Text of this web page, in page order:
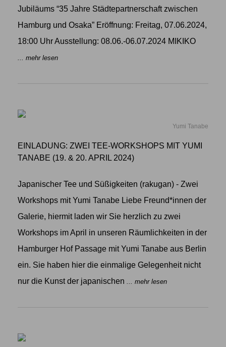
Jubiläums “35 Jahre Städtepartnerschaft zwischen
Hamburg und Osaka” Eröffnung: Freitag, 07.06.2024,
18:00 Uhr Ausstellung: 08.06.-06.07.2024 MIKIKO
... mehr lesen
Yumi Tanabe
EINLADUNG: ZWEI TEE-WORKSHOPS MIT YUMI
TANABE (19. & 20. APRIL 2024)
Japanischer Tee und Süßigkeiten (rakugan) - Zwei
Workshops mit Yumi Tanabe Liebe Freund*innen der
Galerie, hiermit laden wir Sie herzlich zu zwei
Workshops im April in unseren Räumlichkeiten in der
Hamburger Hof Passage mit Yumi Tanabe aus Berlin
ein. Sie haben hier die einmalige Gelegenheit nicht
nur die Kunst der japanischen
... mehr lesen